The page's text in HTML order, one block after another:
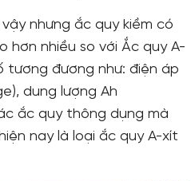
nhưng ắc quy kiềm có
hơn nhiều so với Ắc quy A-
đương như: điện áp
dung lượng Ah
ắc quy thông dụng mà
nay là loại ắc quy A-xít